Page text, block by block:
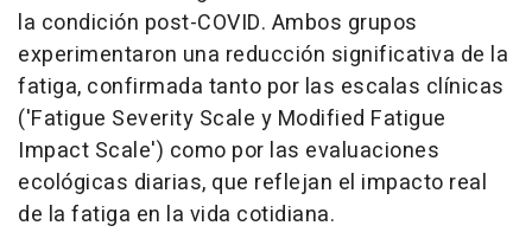
la condición post-COVID. Ambos grupos
experimentaron una reducción significativa de la
fatiga, confirmada tanto por las escalas clínicas
('Fatigue Severity Scale y Modified Fatigue
Impact Scale') como por las evaluaciones
ecológicas diarias, que reflejan el impacto real
de la fatiga en la vida cotidiana.